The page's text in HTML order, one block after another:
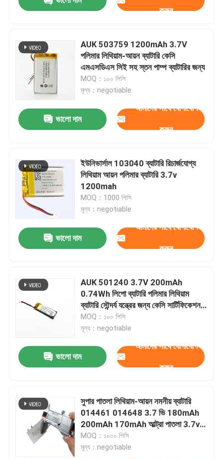
করুন
AUK 503759 1200mAh 3.7V
পলিমার লিথিয়াম-আয়ন ব্যাটারি কেসি
এমএসডিএস সিই সহ স্তন পাম্প ব্যাটারির জন্য
MOQ：১০০ পিসি
মূল্য：negotiable
ভালো দাম
আমাদের সাথে যোগাযোগ
করুন
ইউনিভার্সাল 103040 ব্যাটারি রিচার্জযোগ্য
লিথিয়াম আয়ন পলিমার ব্যাটারি 3.7v
1200mah
MOQ：1000 পিসি
মূল্য：negotiable
ভালো দাম
আমাদের সাথে যোগাযোগ
করুন
AUK 501240 3.7V 200mAh
0.74Wh লিপো ব্যাটারি পলিমার লিথিয়াম
ব্যাটারি সৌন্দর্য যন্ত্রের জন্য কেসি সার্টিফিকেশন
সহ জিপিএস লোকেটার
MOQ：১০০ পিসি
মূল্য：negotiable
ভালো দাম
আমাদের সাথে যোগাযোগ
করুন
সুপার পাতলা লিথিয়াম-আয়ন নমনীয় ব্যাটারি
014461 014648 3.7 ভি 180mAh
200mAh 170mAh আল্ট্রা পাতলা 3.7v
পলিমার ব্যাটারি
MOQ：১০০০ পিসি
মূল্য：negotiable